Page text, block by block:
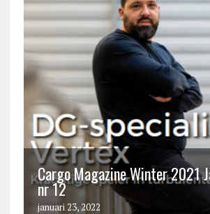
Cargo Magazine Winter 2021
nr 12
januari 23, 2022